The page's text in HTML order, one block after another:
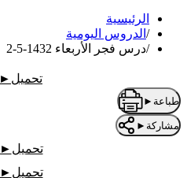
الرئيسية
/ الدروس اليومية
/درس فجر الأربعاء 1432-5-2
تحميل ►
طباعة ►
مشاركة ►
تحميل ►
تحميل ►